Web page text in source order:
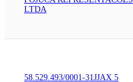
LTDA
58.529.493/0001-31JJAX 5